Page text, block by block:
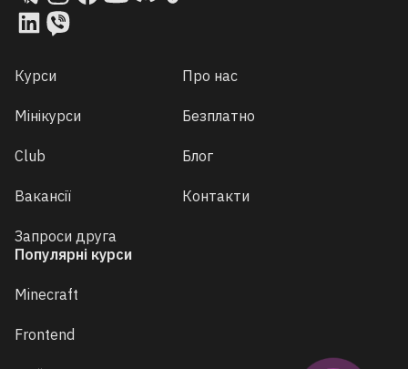
Курси
Мінікурси
Club
Вакансії
Запроси друга
Про нас
Безплатно
Блог
Контакти
Популярні курси
Minecraft
Frontend